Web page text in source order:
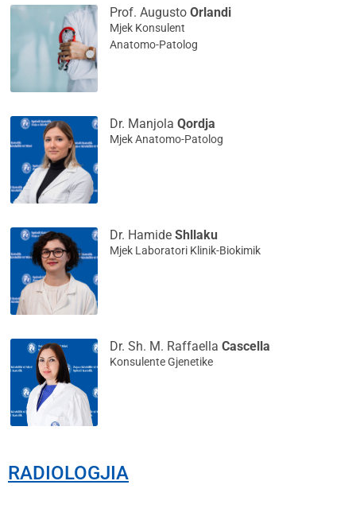
Prof. Augusto Orlandi
Mjek Konsulent
Anatomo-Patolog
Dr. Manjola Qordja
Mjek Anatomo-Patolog
Dr. Hamide Shllaku
Mjek Laboratori Klinik-Biokimik
Dr. Sh. M. Raffaella Cascella
Konsulente Gjenetike
RADIOLOGJIA